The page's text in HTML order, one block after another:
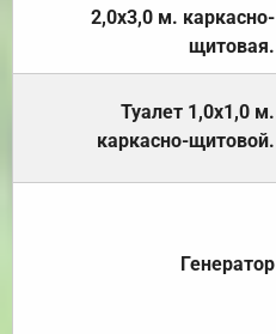
2,0х3,0 м. каркасно-
щитовая.
Туалет 1,0х1,0 м.
каркасно-щитовой.
Генератор